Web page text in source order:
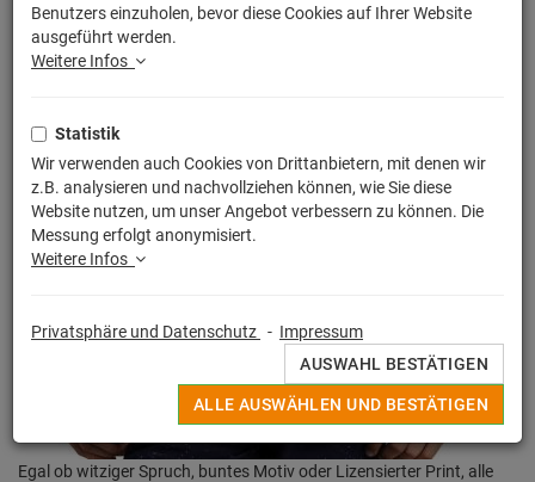
Egal ob witziger Spruch, buntes Motiv oder Lizensierter Print, alle
Benutzers einzuholen, bevor diese Cookies auf Ihrer Website
ausgeführt werden.
Weitere Infos
Statistik
Wir verwenden auch Cookies von Drittanbietern, mit denen wir
z.B. analysieren und nachvollziehen können, wie Sie diese
Website nutzen, um unser Angebot verbessern zu können. Die
Messung erfolgt anonymisiert.
Weitere Infos
Privatsphäre und Datenschutz - Impressum
AUSWAHL BESTÄTIGEN
ALLE AUSWÄHLEN UND BESTÄTIGEN